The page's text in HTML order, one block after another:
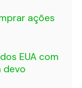
ações
EUA com
devo